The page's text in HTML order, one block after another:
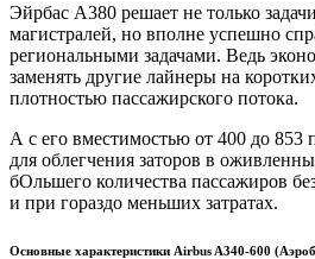
Эйрбас А380 решает не только
магистралей, но вполне успешно
региональными задачами. Ведь
заменять другие лайнеры на
плотностью пассажирского потока.
А с его вместимостью от 400 до 853
для облегчения заторов в
бОльшего количества пассажиров
и при гораздо меньших затратах.
Основные характеристики Airbus A340-600